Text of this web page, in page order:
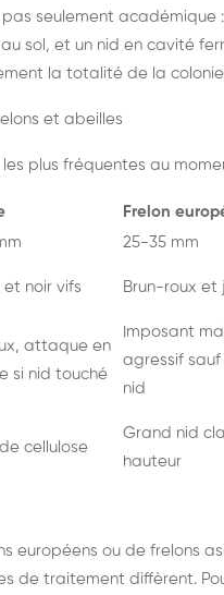
seulement académique
sol, et un nid en cavité
la totalité de la
et abeilles
plus fréquentes au
Frelon
25-35 mm
et noir vifs Brun-roux et
attaque en
si nid touché
Imposant
agressif
nid
cellulose
Grand nid
hauteur
européens ou de frelons
de traitement diffèrent.